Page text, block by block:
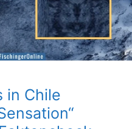
in Chile